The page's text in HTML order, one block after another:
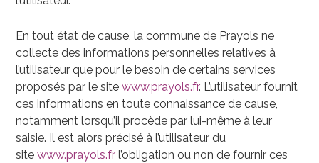
En tout état de cause, la commune de Prayols ne
collecte des informations personnelles relatives à
l’utilisateur que pour le besoin de certains services
proposés par le sitewww.prayols.fr. L’utilisateur fournit
ces informations en toute connaissance de cause,
notamment lorsqu’il procède par lui-même à leur
saisie. Il est alors précisé à l’utilisateur du
sitewww.prayols.fr l’obligation ou non de fournir ces